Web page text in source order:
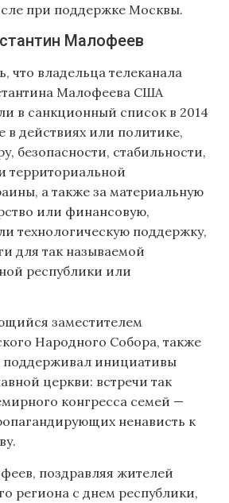
при поддержке Москвы.
Малофеев
что владельца телеканала
Малофеева США
в санкционный список в 2014
в действиях или политике,
безопасности, стабильности,
территориальной
а также за материальную
или финансовую,
технологическую поддержку,
для так называемой
республики или
заместителем
Народного Собора, также
инициативы
церкви: встречи так
конгресса семей —
ненависть к
поздравляя жителей
региона с днем республики,